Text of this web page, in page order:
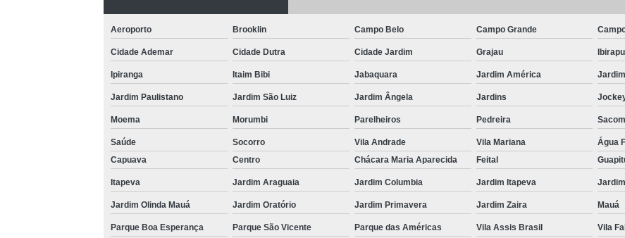
Aeroporto Brooklin Campo Belo Campo Grande
Cidade Ademar Cidade Dutra Cidade Jardim Grajau
Ipiranga Itaim Bibi Jabaquara Jardim América
Jardim Paulistano Jardim São Luiz Jardim Ângela Jardins
Moema Morumbi Parelheiros Pedreira
Saúde Socorro Vila Andrade Vila Mariana
Água
Capuava
Centro Chácara Maria Aparecida Feital
Itapeva Jardim Araguaia Jardim Columbia Jardim Itapeva
Jardim Olinda Mauá Jardim Oratório Jardim Primavera Jardim Zaira Mauá
Parque Boa Esperança Parque São Vicente Parque das Américas Vila Assis Brasil Vila